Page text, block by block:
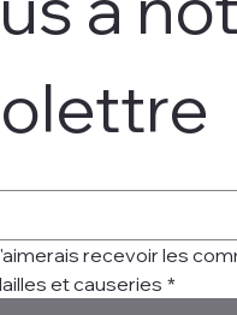
recevoir les
et causeries *